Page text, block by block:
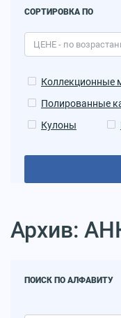
СОРТИРОВКА ПО
Коллекционные
Полированные
Кулоны
Архив:
ПОИСК ПО АЛФАВИТУ